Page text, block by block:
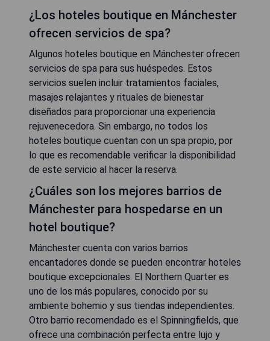
¿Los hoteles boutique en Mánchester
ofrecen servicios de spa?
Algunos hoteles boutique en Mánchester ofrecen
servicios de spa para sus huéspedes. Estos
servicios suelen incluir tratamientos faciales,
masajes relajantes y rituales de bienestar
diseñados para proporcionar una experiencia
rejuvenecedora. Sin embargo, no todos los
hoteles boutique cuentan con un spa propio, por
lo que es recomendable verificar la disponibilidad
de este servicio al hacer la reserva.
¿Cuáles son los mejores barrios de
Mánchester para hospedarse en un
hotel boutique?
Mánchester cuenta con varios barrios
encantadores donde se pueden encontrar hoteles
boutique excepcionales. El Northern Quarter es
uno de los más populares, conocido por su
ambiente bohemio y sus tiendas independientes.
Otro barrio recomendado es el Spinningfields, que
ofrece una combinación perfecta entre lujo y